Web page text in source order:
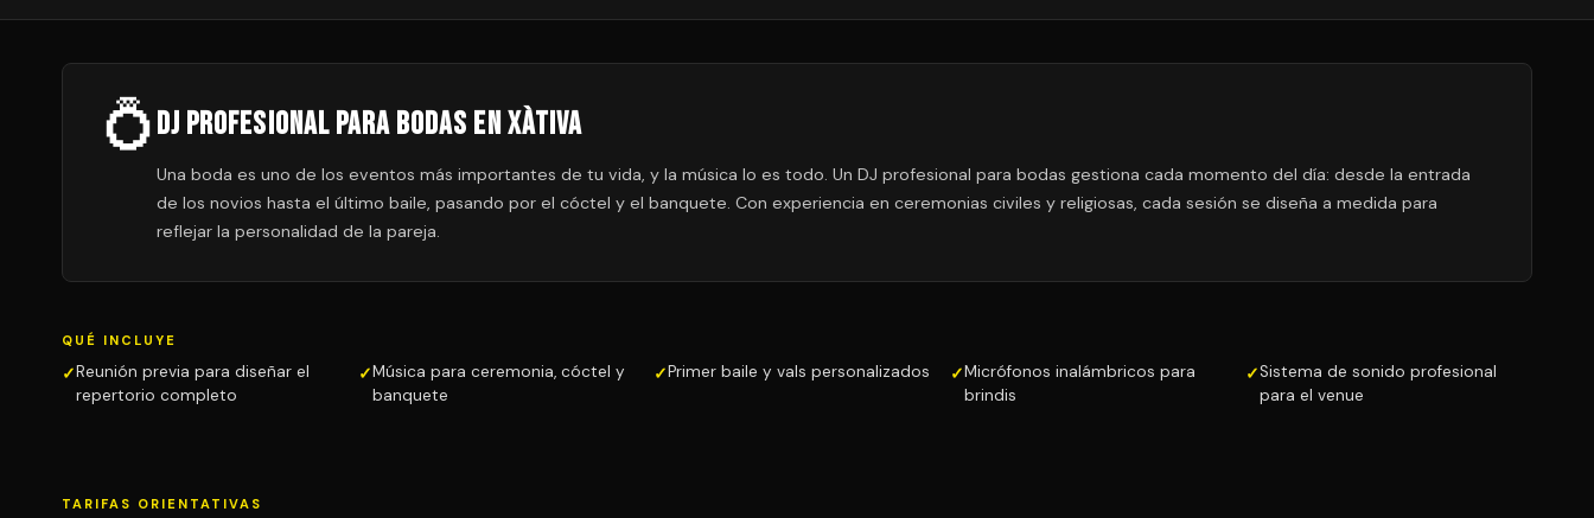
💍DJ Profesional para Bodas en Xàtiva
Una boda es uno de los eventos más importantes de tu vida, y la música lo es todo. Un DJ profesional para bodas gestiona cada momento del día: desde la entrada
de los novios hasta el último baile, pasando por el cóctel y el banquete. Con experiencia en ceremonias civiles y religiosas, cada sesión se diseña a medida para
reflejar la personalidad de la pareja.
QUÉ INCLUYE
Reunión previa para diseñar el
repertorio completo
Música para ceremonia, cóctel y
banquete
Primer baile y vals personalizados
Micrófonos inalámbricos para
brindis
Sistema de sonido profesional
para el venue
TARIFAS ORIENTATIVAS